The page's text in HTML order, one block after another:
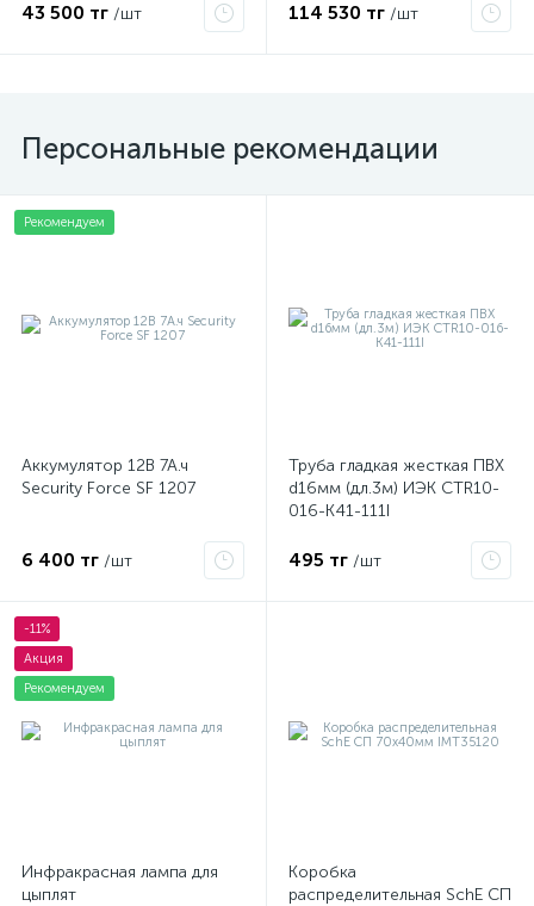
43 500 тг /шт 114 530 тг /шт
Персональные рекомендации
Рекомендуем
Аккумулятор 12В 7А.ч
Security Force SF 1207
6 400 тг /шт
Труба гладкая жесткая ПВХ
d16мм (дл.3м) ИЭК CTR10-
016-K41-111I
495 тг /шт
-11%
Акция
Рекомендуем
Инфракрасная лампа для
цыплят
Коробка
распределительная SchE СП